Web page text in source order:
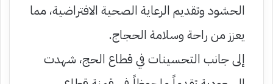
الحشود وتقديم الرعاية الصحية الافتراضية، مما
يعزز من راحة وسلامة الحجاج.
إلى جانب التحسينات في قطاع الحج، شهدت